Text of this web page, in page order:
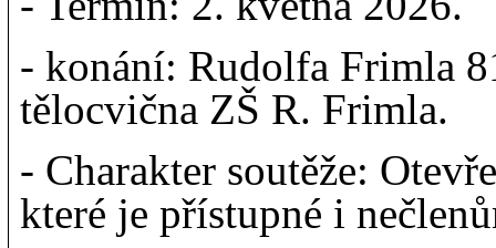
- konání: Rudolfa Frimla
tělocvična ZŠ R. Frimla.
- Charakter soutěže:
které je přístupné i